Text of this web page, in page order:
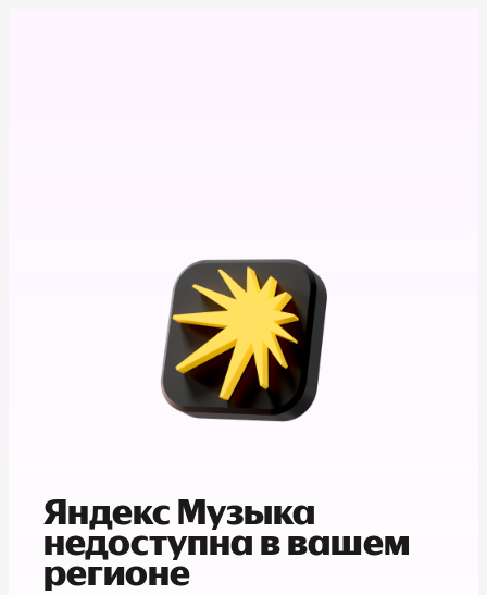
Яндекс Музыка
недоступна в вашем
регионе